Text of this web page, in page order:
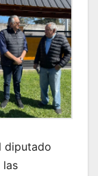
diputado
las